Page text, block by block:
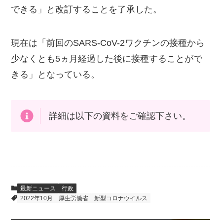
できる」と改訂することを了承した。
現在は「前回のSARS-CoV-2ワクチンの接種から
少なくとも5ヵ月経過した後に接種することがで
きる」となっている。
詳細は以下の資料をご確認下さい。
最新ニュース
行政
2022年10月
厚生労働省 新型コロナウイルス